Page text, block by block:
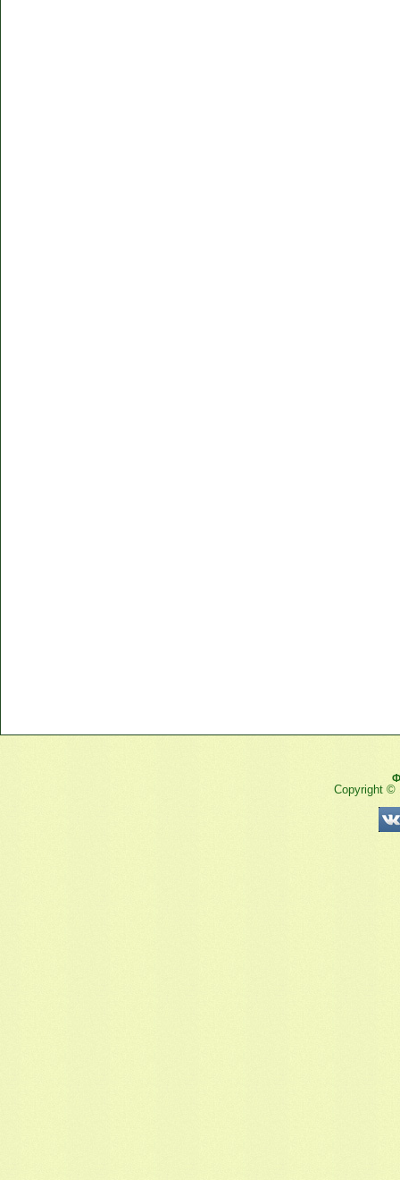
Copyright ©